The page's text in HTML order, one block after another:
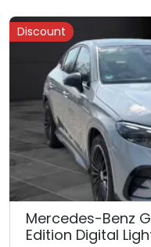
Discount
Mercedes-Benz
Edition Digital